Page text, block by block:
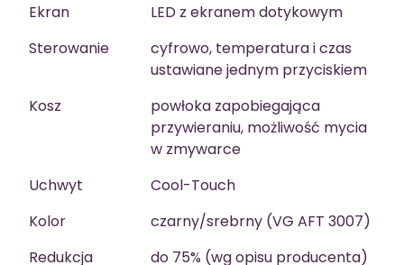
Ekran
LED z ekranem dotykowym
Sterowanie
cyfrowo, temperatura i czas
ustawiane jednym przyciskiem
Kosz
powłoka zapobiegająca
przywieraniu, możliwość mycia
w zmywarce
Uchwyt
Cool-Touch
Kolor
czarny/srebrny (VG AFT 3007)
Redukcja
do 75% (wg opisu producenta)